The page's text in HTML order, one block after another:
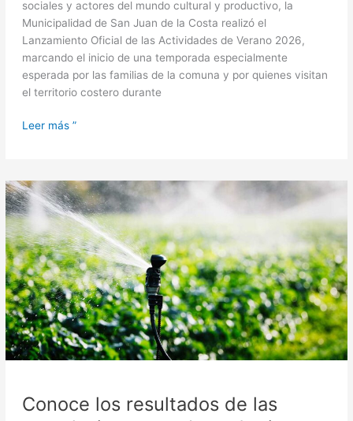
sociales y actores del mundo cultural y productivo, la
Municipalidad de San Juan de la Costa realizó el
Lanzamiento Oficial de las Actividades de Verano 2026,
marcando el inicio de una temporada especialmente
esperada por las familias de la comuna y por quienes visitan
el territorio costero durante
Leer más ”
Conoce los resultados de las
Conoce
los
resultados
de
las
postulaciones
en
obras
de
riego